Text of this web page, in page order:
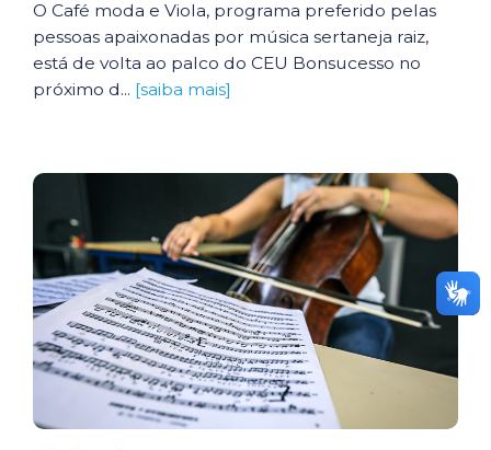
O Café moda e Viola, programa preferido pelas
pessoas apaixonadas por música sertaneja raiz,
está de volta ao palco do CEU Bonsucesso no
próximo d... [saiba mais]